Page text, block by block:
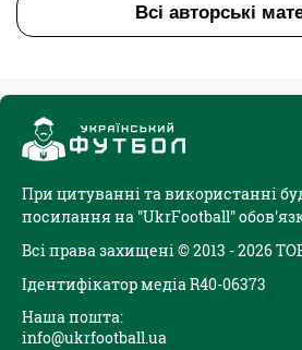
Всі авторські
При цитуванні та використанні
посилання на "UkrFootball"
Всі права захищені © 2013 - 2026
Ідентифікатор медіа R40-06373
Наша пошта:
info@ukrfootball.ua